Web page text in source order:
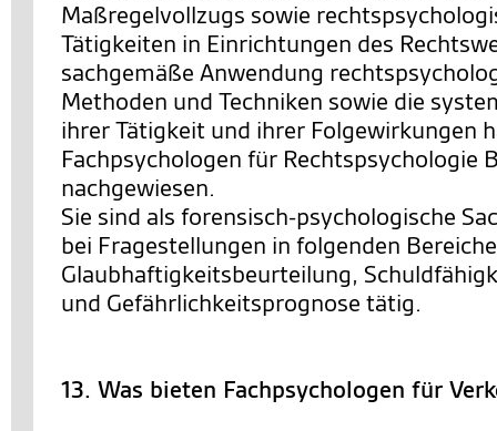
Maßregelvollzugs sowie
Tätigkeiten in Einrichtungen des
sachgemäße Anwendung
Methoden und Techniken sowie die
ihrer Tätigkeit und ihrer Folgewirkungen
Fachpsychologen für Rechtspsychologie
nachgewiesen.
Sie sind als forensisch-psychologische
bei Fragestellungen in folgenden
Glaubhaftigkeitsbeurteilung,
und Gefährlichkeitsprognose tätig.
13. Was bieten Fachpsychologen für